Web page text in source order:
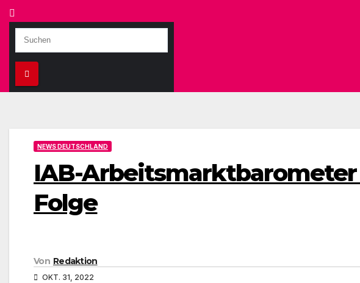
NEWS DEUTSCHLAND
IAB-
Folge
Von Redaktion
OKT. 31, 2022